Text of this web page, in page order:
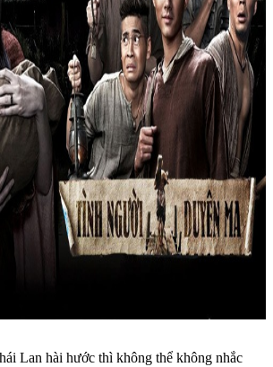
Lan hài hước thì không thể không nhắc